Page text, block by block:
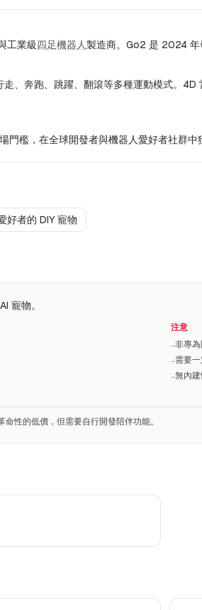
工業級四足機器人製造商。Go2 是 2024 年
、奔跑、跳躍、翻滾等多種運動模式。
門檻，在全球開發者與機器人愛好者社群
好者的 DIY 寵物
寵物。
注意
−非專
−需要
−無內
性的低價，但需要自行開發陪伴功能。